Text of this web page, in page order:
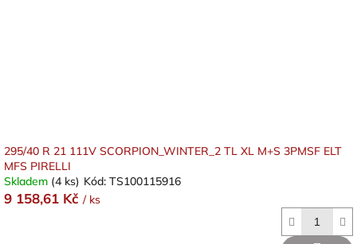
295/40 R 21 111V SCORPION_WINTER_2 TL XL M+S 3PMSF ELT
MFS PIRELLI
Skladem (4 ks) Kód: TS100115916
9 158,61 Kč / ks